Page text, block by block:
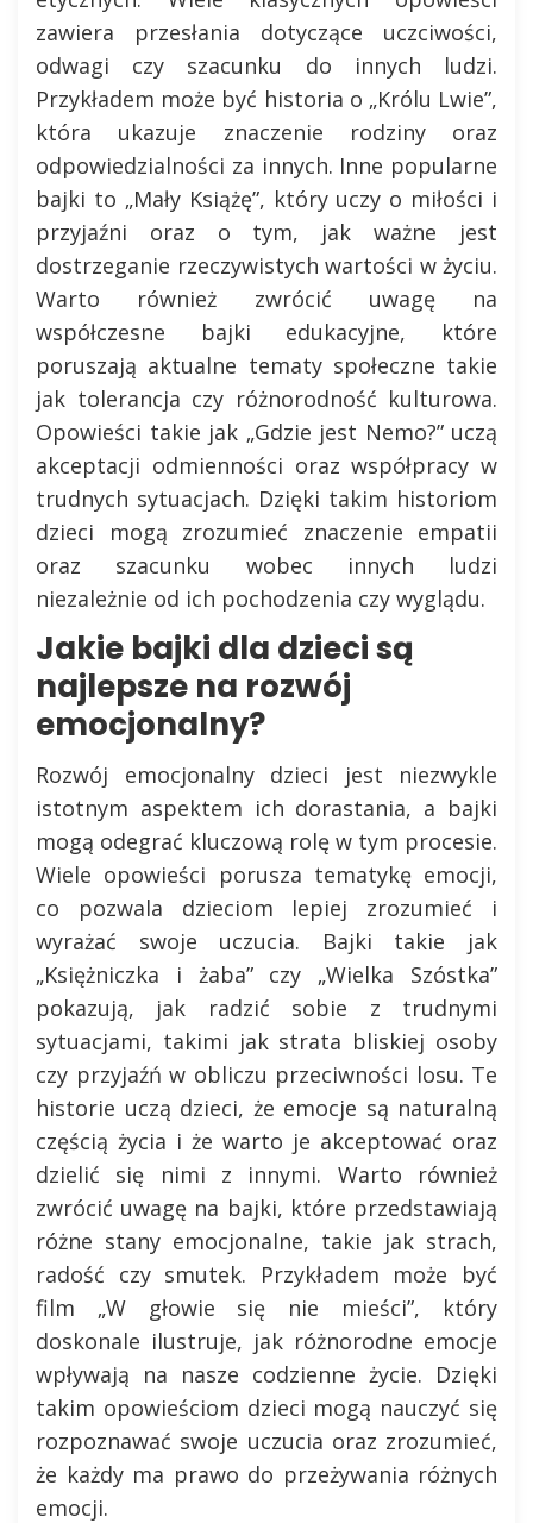
zawiera przesłania dotyczące uczciwości,
odwagi czy szacunku do innych ludzi.
Przykładem może być historia o „Królu Lwie”,
która ukazuje znaczenie rodziny oraz
odpowiedzialności za innych. Inne popularne
bajki to „Mały Książę”, który uczy o miłości i
przyjaźni oraz o tym, jak ważne jest
dostrzeganie rzeczywistych wartości w życiu.
Warto również zwrócić uwagę na
współczesne bajki edukacyjne, które
poruszają aktualne tematy społeczne takie
jak tolerancja czy różnorodność kulturowa.
Opowieści takie jak „Gdzie jest Nemo?” uczą
akceptacji odmienności oraz współpracy w
trudnych sytuacjach. Dzięki takim historiom
dzieci mogą zrozumieć znaczenie empatii
oraz szacunku wobec innych ludzi
niezależnie od ich pochodzenia czy wyglądu.
Jakie bajki dla dzieci są
najlepsze na rozwój
emocjonalny?
Rozwój emocjonalny dzieci jest niezwykle
istotnym aspektem ich dorastania, a bajki
mogą odegrać kluczową rolę w tym procesie.
Wiele opowieści porusza tematykę emocji,
co pozwala dzieciom lepiej zrozumieć i
wyrażać swoje uczucia. Bajki takie jak
„Księżniczka i żaba” czy „Wielka Szóstka”
pokazują, jak radzić sobie z trudnymi
sytuacjami, takimi jak strata bliskiej osoby
czy przyjaźń w obliczu przeciwności losu. Te
historie uczą dzieci, że emocje są naturalną
częścią życia i że warto je akceptować oraz
dzielić się nimi z innymi. Warto również
zwrócić uwagę na bajki, które przedstawiają
różne stany emocjonalne, takie jak strach,
radość czy smutek. Przykładem może być
film „W głowie się nie mieści”, który
doskonale ilustruje, jak różnorodne emocje
wpływają na nasze codzienne życie. Dzięki
takim opowieściom dzieci mogą nauczyć się
rozpoznawać swoje uczucia oraz zrozumieć,
że każdy ma prawo do przeżywania różnych
emocji.